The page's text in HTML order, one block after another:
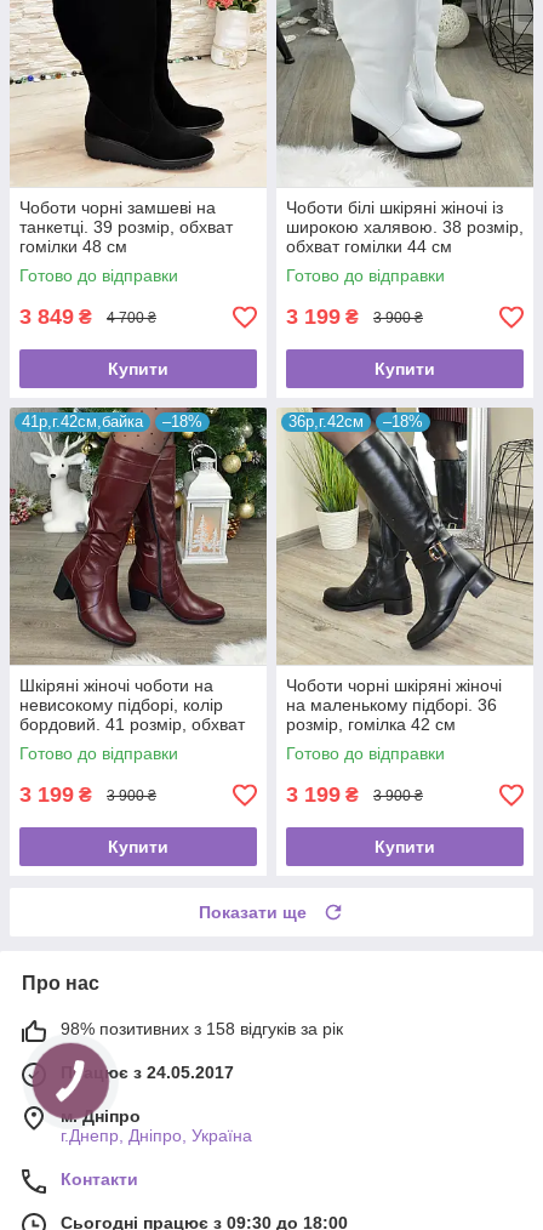
Чоботи чорні замшеві на
танкетці. 39 розмір, обхват
гомілки 48 см
Готово до відправки
3 849 ₴ 4 700 ₴
Купити
Чоботи білі шкіряні жіночі із
широкою халявою. 38 розмір,
обхват гомілки 44 см
Готово до відправки
3 199 ₴ 3 900 ₴
Купити
41р,г.42см,байка –18%
Шкіряні жіночі чоботи на
невисокому підборі, колір
бордовий. 41 розмір, обхват
халяви 42 см
Готово до відправки
3 199 ₴ 3 900 ₴
Купити
36р,г.42см –18%
Чоботи чорні шкіряні жіночі
на маленькому підборі. 36
розмір, гомілка 42 см
Готово до відправки
3 199 ₴ 3 900 ₴
Купити
Показати ще
Про нас
98% позитивних з 158 відгуків за рік
Працює з 24.05.2017
м. Дніпро
г.Днепр, Дніпро, Україна
Контакти
Сьогодні працює з 09:30 до 18:00